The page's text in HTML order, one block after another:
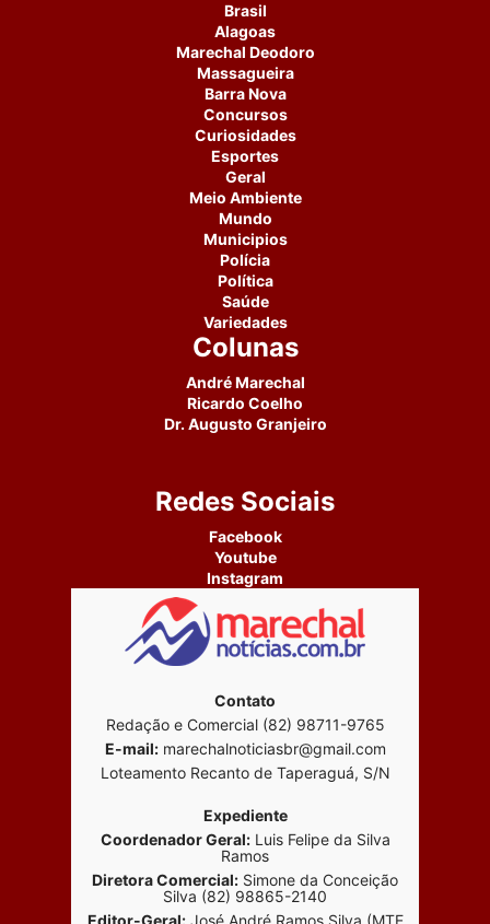
Brasil
Alagoas
Marechal Deodoro
Massagueira
Barra Nova
Concursos
Curiosidades
Esportes
Geral
Meio Ambiente
Mundo
Municipios
Polícia
Política
Saúde
Variedades
Colunas
André Marechal
Ricardo Coelho
Dr. Augusto Granjeiro
Redes Sociais
Facebook
Youtube
Instagram
Contato
Redação e Comercial (82) 98711-9765
E-mail:marechalnoticiasbr@gmail.com
Loteamento Recanto de Taperaguá, S/N
Expediente
Coordenador Geral:Luis Felipe da Silva
Ramos
Diretora Comercial: Simone da Conceição
Silva (82) 98865-2140